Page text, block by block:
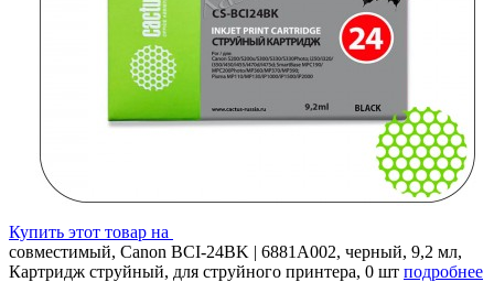
Купить этот товар на
совместимый, Canon BCI-24BK | 6881A002, черный, 9,2 мл,
Картридж струйный, для струйного принтера, 0 шт подробнее